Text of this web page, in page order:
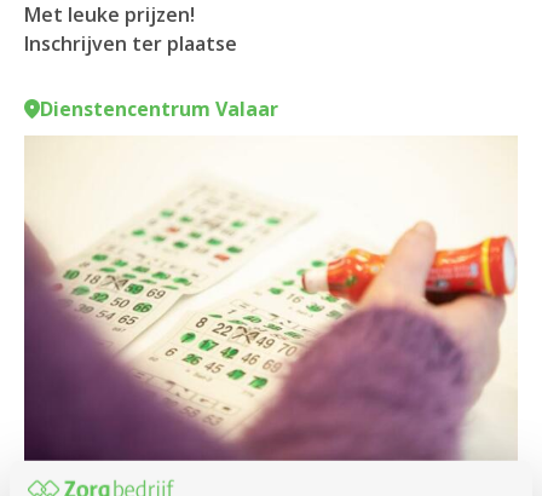
Met leuke prijzen!
Inschrijven ter plaatse
Dienstencentrum Valaar